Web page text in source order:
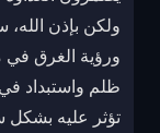
ولكن بإذن الله،
ورؤية الغرق في
ظلم واستبداد
تؤثر عليه بشكل